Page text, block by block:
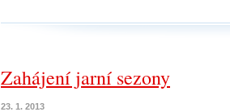
Zahájení jarní sezony
23. 1. 2013